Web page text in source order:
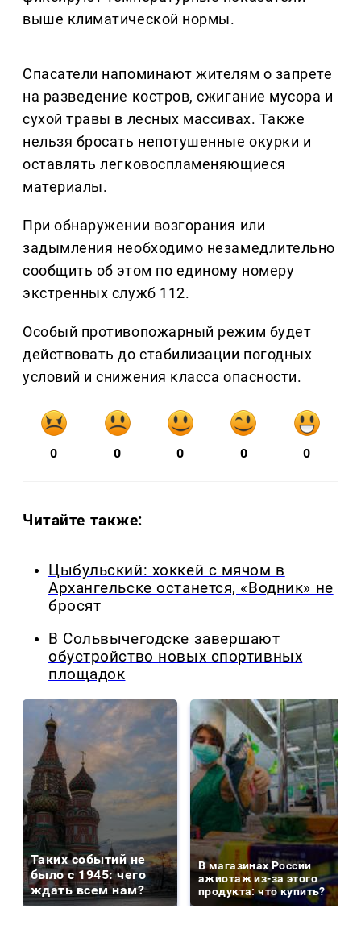
выше климатической нормы.
Спасатели напоминают жителям о запрете
на разведение костров, сжигание мусора и
сухой травы в лесных массивах. Также
нельзя бросать непотушенные окурки и
оставлять легковоспламеняющиеся
материалы.
При обнаружении возгорания или
задымления необходимо незамедлительно
сообщить об этом по единому номеру
экстренных служб 112.
Особый противопожарный режим будет
действовать до стабилизации погодных
условий и снижения класса опасности.
0 0 0 0 0
Читайте также:
Цыбульский: хоккей с мячом в
Архангельске останется, «Водник» не
бросят
В Сольвычегодске завершают
обустройство новых спортивных
площадок
Таких событий не
было с 1945: чего
ждать всем нам?
В магазинах России
ажиотаж из-за этого
продукта: что купить?